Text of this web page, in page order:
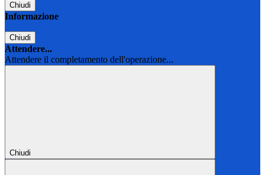
Chiudi
Informazione
Chiudi
Attendere...
Attendere il completamento dell'operazione...
Chiudi